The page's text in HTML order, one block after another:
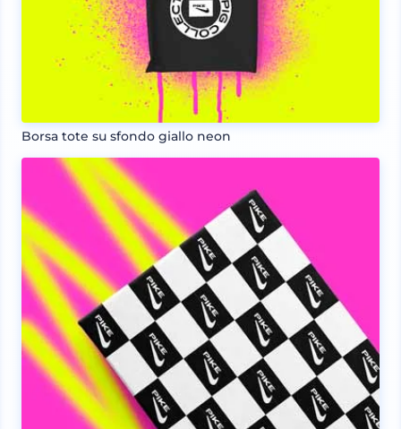
Borsa tote su sfondo giallo neon